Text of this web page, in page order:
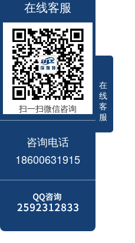
在
线
客
服
在线客服
扫一扫微信咨询
咨询电话
18600631915